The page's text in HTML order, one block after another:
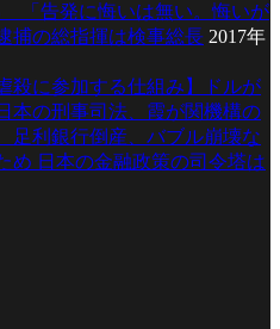
「告発に悔いは無い。悔いが
捕の総指揮は検事総長 2017年
殺に参加する仕組み】ドルが
本の刑事司法、霞が関機構の
利銀行倒産、バブル崩壊な
め 日本の金融政策の司令塔は